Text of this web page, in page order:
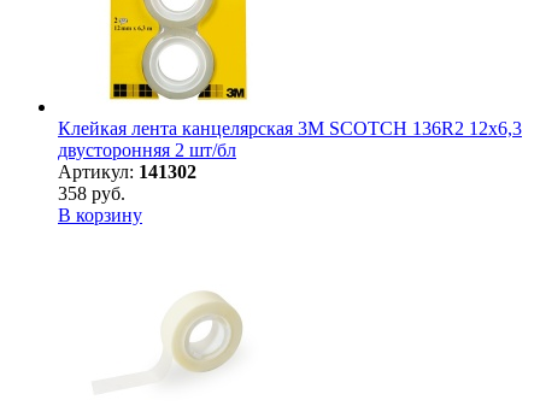
Клейкая лента канцелярская 3M SCOTCH 136R2 12х6,3
двусторонняя 2 шт/бл
Артикул: 141302
358 руб.
В корзину